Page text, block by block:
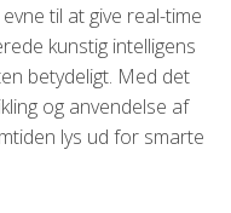
til at give real-time
kunstig intelligens
betydeligt. Med det
og anvendelse af
lys ud for smarte